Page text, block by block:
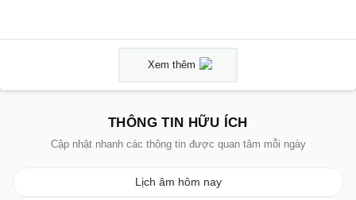
Xem thêm
THÔNG TIN HỮU ÍCH
Cập nhật nhanh các thông tin được quan tâm mỗi ngày
Lịch âm hôm nay